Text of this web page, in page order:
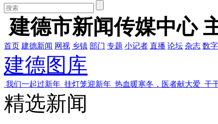
建德市新闻传媒中心
首页 建德新闻 网视 乡镇 部门 专题 小记者 直播 论坛 杂志 数
建德图库
我们一起过新年 挂灯笼迎新年 热血暖寒冬，医者献大爱 干
精选新闻